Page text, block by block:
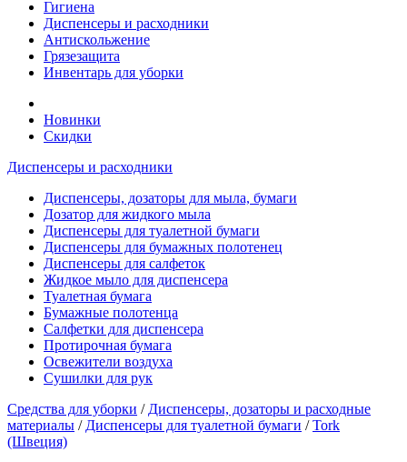
Гигиена
Диспенсеры и расходники
Антискольжение
Грязезащита
Инвентарь для уборки
Новинки
Скидки
Диспенсеры и расходники
Диспенсеры, дозаторы для мыла, бумаги
Дозатор для жидкого мыла
Диспенсеры для туалетной бумаги
Диспенсеры для бумажных полотенец
Диспенсеры для салфеток
Жидкое мыло для диспенсера
Туалетная бумага
Бумажные полотенца
Салфетки для диспенсера
Протирочная бумага
Освежители воздуха
Сушилки для рук
Средства для уборки / Диспенсеры, дозаторы и расходные
материалы / Диспенсеры для туалетной бумаги /Tork
(Швеция)